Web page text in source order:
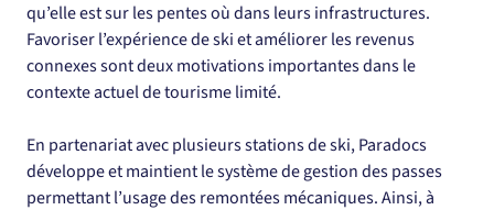
qu’elle est sur les pentes où dans leurs infrastructures.
Favoriser l’expérience de ski et améliorer les revenus
connexes sont deux motivations importantes dans le
contexte actuel de tourisme limité.
En partenariat avec plusieurs stations de ski, Paradocs
développe et maintient le système de gestion des passes
permettant l’usage des remontées mécaniques. Ainsi, à